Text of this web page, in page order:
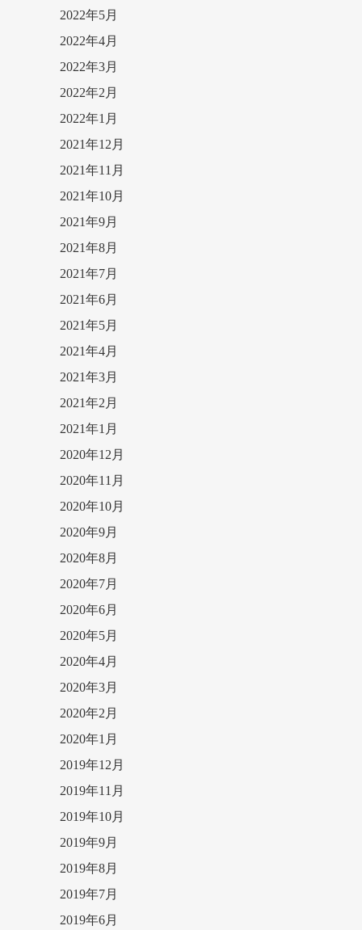
2022年5月
2022年4月
2022年3月
2022年2月
2022年1月
2021年12月
2021年11月
2021年10月
2021年9月
2021年8月
2021年7月
2021年6月
2021年5月
2021年4月
2021年3月
2021年2月
2021年1月
2020年12月
2020年11月
2020年10月
2020年9月
2020年8月
2020年7月
2020年6月
2020年5月
2020年4月
2020年3月
2020年2月
2020年1月
2019年12月
2019年11月
2019年10月
2019年9月
2019年8月
2019年7月
2019年6月